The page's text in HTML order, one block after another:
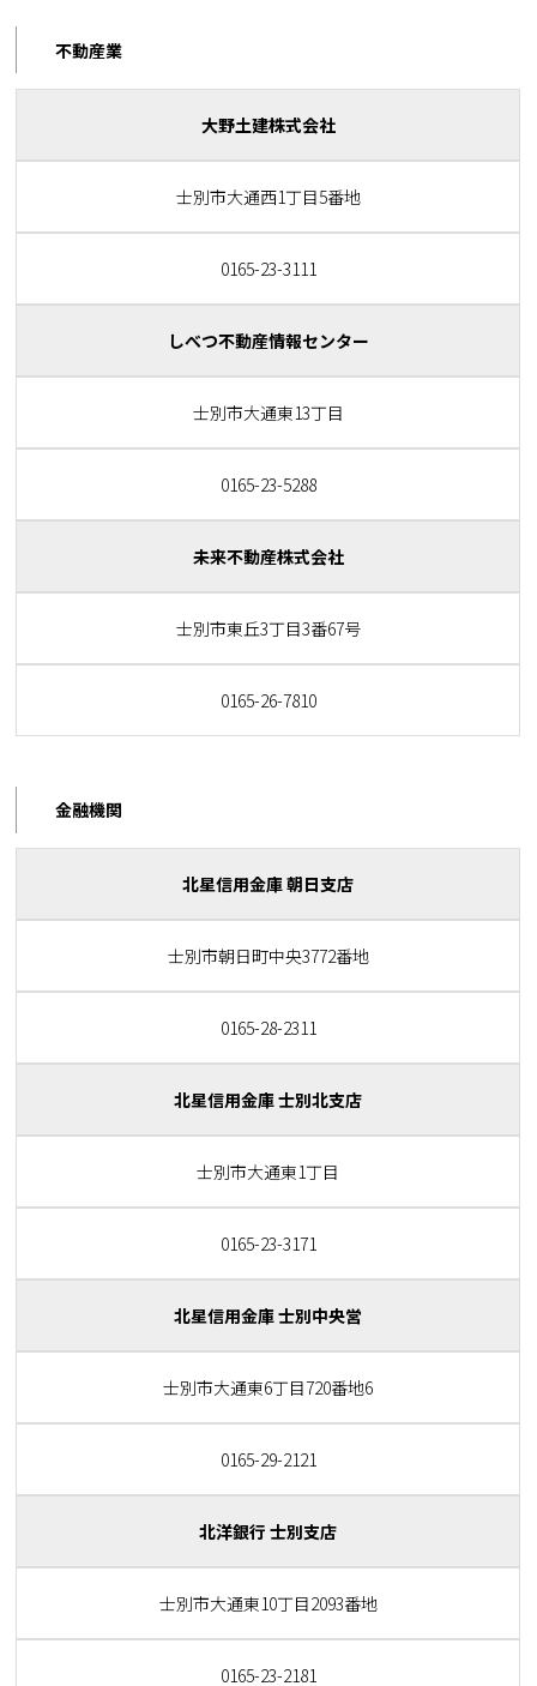
不動産業
大野土建株式会社
士別市大通西1丁目5番地
0165-23-3111
しべつ不動産情報センター
士別市大通東13丁目
0165-23-5288
未来不動産株式会社
士別市東丘3丁目3番67号
0165-26-7810
金融機関
北星信用金庫 朝日支店
士別市朝日町中央3772番地
0165-28-2311
北星信用金庫 士別北支店
士別市大通東1丁目
0165-23-3171
北星信用金庫 士別中央営
士別市大通東6丁目720番地6
0165-29-2121
北洋銀行 士別支店
士別市大通東10丁目2093番地
0165-23-2181